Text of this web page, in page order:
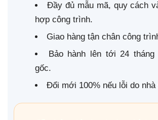
Đầy đủ mẫu mã, quy cách
hợp công trình.
Giao hàng tận chân công
Bảo hành lên tới 24 tháng
gốc.
Đổi mới 100% nếu lỗi do nhà